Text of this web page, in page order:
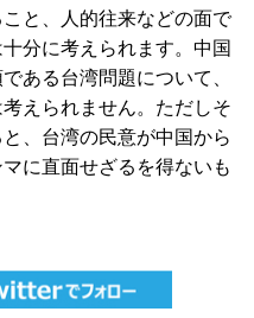
と、人的往来などの面で
分に考えられます。中国
ある台湾問題について、
えられません。ただしそ
、台湾の民意が中国から
に直面せざるを得ないも